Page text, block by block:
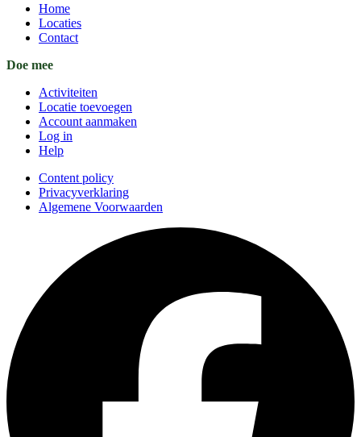
Home
Locaties
Contact
Doe mee
Activiteiten
Locatie toevoegen
Account aanmaken
Log in
Help
Content policy
Privacyverklaring
Algemene Voorwaarden